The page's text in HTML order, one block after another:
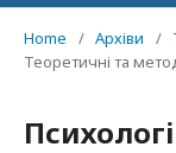
Home / Архіви /
Теоретичні та